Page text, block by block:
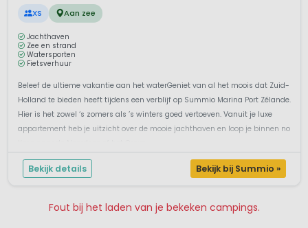
XS Aan zee
Jachthaven
Zee en strand
Watersporten
Fietsverhuur
Beleef de ultieme vakantie aan het waterGeniet van al het moois dat Zuid-
Holland te bieden heeft tijdens een verblijf op Summio Marina Port Zélande.
Hier is het zowel ‘s zomers als ’s winters goed vertoeven. Vanuit je luxe
appartement heb je uitzicht over de mooie jachthaven en loop je binnen no
Bekijk details Bekijk bij Summio »
Fout bij het laden van je bekeken campings.